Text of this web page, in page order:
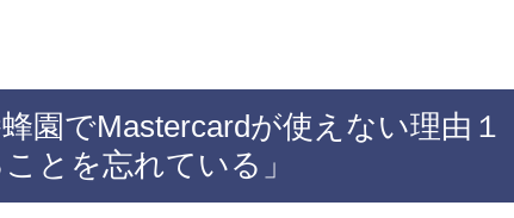
園でMastercardが使えない理由１
とを忘れている」